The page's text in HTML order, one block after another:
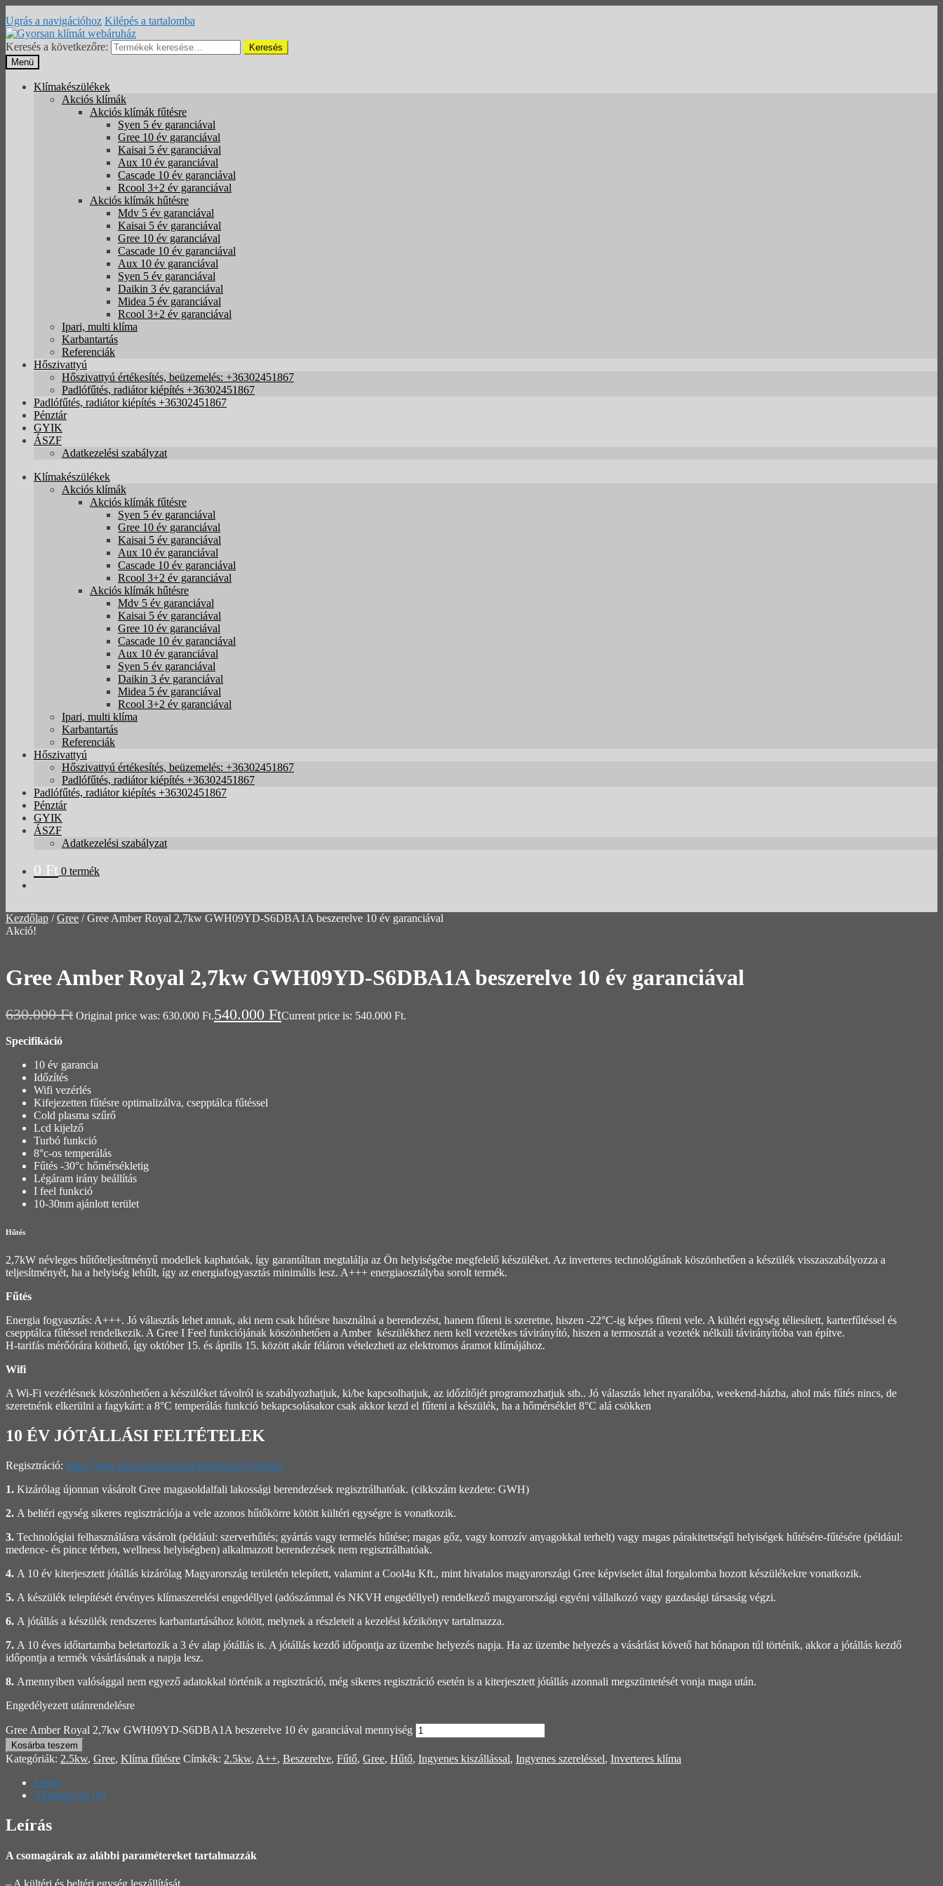
Ugrás a navigációhoz Kilépés a tartalomba
Keresés a következőre:
Keresés
Menü
Klímakészülékek
Akciós klímák
Akciós klímák fűtésre
Syen 5 év garanciával
Gree 10 év garanciával
Kaisai 5 év garanciával
Aux 10 év garanciával
Cascade 10 év garanciával
Rcool 3+2 év garanciával
Akciós klímák hűtésre
Mdv 5 év garanciával
Kaisai 5 év garanciával
Gree 10 év garanciával
Cascade 10 év garanciával
Aux 10 év garanciával
Syen 5 év garanciával
Daikin 3 év garanciával
Midea 5 év garanciával
Rcool 3+2 év garanciával
Ipari, multi klíma
Karbantartás
Referenciák
Hőszivattyú
Hőszivattyú értékesítés, beüzemelés: +36302451867
Padlófűtés, radiátor kiépítés +36302451867
Padlófűtés, radiátor kiépítés +36302451867
Pénztár
GYIK
ÁSZF
Adatkezelési szabályzat
Klímakészülékek
Akciós klímák
Akciós klímák fűtésre
Syen 5 év garanciával
Gree 10 év garanciával
Kaisai 5 év garanciával
Aux 10 év garanciával
Cascade 10 év garanciával
Rcool 3+2 év garanciával
Akciós klímák hűtésre
Mdv 5 év garanciával
Kaisai 5 év garanciával
Gree 10 év garanciával
Cascade 10 év garanciával
Aux 10 év garanciával
Syen 5 év garanciával
Daikin 3 év garanciával
Midea 5 év garanciával
Rcool 3+2 év garanciával
Ipari, multi klíma
Karbantartás
Referenciák
Hőszivattyú
Hőszivattyú értékesítés, beüzemelés: +36302451867
Padlófűtés, radiátor kiépítés +36302451867
Padlófűtés, radiátor kiépítés +36302451867
Pénztár
GYIK
ÁSZF
Adatkezelési szabályzat
0 Ft 0 termék
Kezdőlap /Gree /Gree Amber Royal 2,7kw GWH09YD-S6DBA1A beszerelve 10 év garanciával
Akció!
Gree Amber Royal 2,7kw GWH09YD-S6DBA1A beszerelve 10 év garanciával
630.000Ft Original price was: 630.000 Ft.540.000 FtCurrent price is: 540.000 Ft.
Specifikáció
10 év garancia
Időzítés
Wifi vezérlés
Kifejezetten fűtésre optimalizálva, csepptálca fűtéssel
Cold plasma szűrő
Lcd kijelző
Turbó funkció
8°c-os temperálás
Fűtés -30°c hőmérsékletig
Légáram irány beállítás
I feel funkció
10-30nm ajánlott terület
Hűtés
2,7kW névleges hűtőteljesítményű modellek kaphatóak, így garantáltan megtalálja az Ön helyiségébe megfelelő készüléket. Az inverteres technológiának köszönhetően a készülék visszaszabályozza a
teljesítményét, ha a helyiség lehűlt, így az energiafogyasztás minimális lesz. A+++ energiaosztályba sorolt termék.
Fűtés
Energia fogyasztás: A+++. Jó választás lehet annak, aki nem csak hűtésre használná a berendezést, hanem fűteni is szeretne, hiszen -22°C-ig képes fűteni vele. A kültéri egység téliesített, karterfűtéssel és
csepptálca fűtéssel rendelkezik. A Gree I Feel funkciójának köszönhetően a Amber készülékhez nem kell vezetékes távirányító, hiszen a termosztát a vezeték nélküli távirányítóba van építve.
H-tarifás mérőórára köthető, így október 15. és április 15. között akár féláron vételezheti az elektromos áramot klímájához.
Wifi
A Wi-Fi vezérlésnek köszönhetően a készüléket távolról is szabályozhatjuk, ki/be kapcsolhatjuk, az időzítőjét programozhatjuk stb.. Jó választás lehet nyaralóba, weekend-házba, ahol más fűtés nincs, de
szeretnénk elkerülni a fagykárt: a 8°C temperálás funkció bekapcsolásakor csak akkor kezd el fűteni a készülék, ha a hőmérséklet 8°C alá csökken
10 ÉV JÓTÁLLÁSI FELTÉTELEK
Regisztráció: https://gree-magyarorszag.hu/kiterjesztett-jotallas/
1. Kizárólag újonnan vásárolt Gree magasoldalfali lakossági berendezések regisztrálhatóak. (cikkszám kezdete: GWH)
2. A beltéri egység sikeres regisztrációja a vele azonos hűtőkörre kötött kültéri egységre is vonatkozik.
3. Technológiai felhasználásra vásárolt (például: szerverhűtés; gyártás vagy termelés hűtése; magas gőz, vagy korrozív anyagokkal terhelt) vagy magas párakitettségű helyiségek hűtésére-fűtésére (például:
medence- és pince térben, wellness helyiségben) alkalmazott berendezések nem regisztrálhatóak.
4. A 10 év kiterjesztett jótállás kizárólag Magyarország területén telepített, valamint a Cool4u Kft., mint hivatalos magyarországi Gree képviselet által forgalomba hozott készülékekre vonatkozik.
5. A készülék telepítését érvényes klímaszerelési engedéllyel (adószámmal és NKVH engedéllyel) rendelkező magyarországi egyéni vállalkozó vagy gazdasági társaság végzi.
6. A jótállás a készülék rendszeres karbantartásához kötött, melynek a részleteit a kezelési kézikönyv tartalmazza.
7. A 10 éves időtartamba beletartozik a 3 év alap jótállás is. A jótállás kezdő időpontja az üzembe helyezés napja. Ha az üzembe helyezés a vásárlást követő hat hónapon túl történik, akkor a jótállás kezdő
időpontja a termék vásárlásának a napja lesz.
8. Amennyiben valósággal nem egyező adatokkal történik a regisztráció, még sikeres regisztráció esetén is a kiterjesztett jótállás azonnali megszüntetését vonja maga után.
Engedélyezett utánrendelésre
Gree Amber Royal 2,7kw GWH09YD-S6DBA1A beszerelve 10 év garanciával mennyiség
Kosárba teszem
Kategóriák: 2.5kw, Gree, Klíma fűtésre Címkék: 2.5kw, A++, Beszerelve, Fűtő, Gree, Hűtő, Ingyenes kiszállással, Ingyenes szereléssel, Inverteres klíma
Leírás
Vélemények (0)
Leírás
A csomagárak az alábbi paramétereket tartalmazzák
– A kültéri és beltéri egység leszállítását